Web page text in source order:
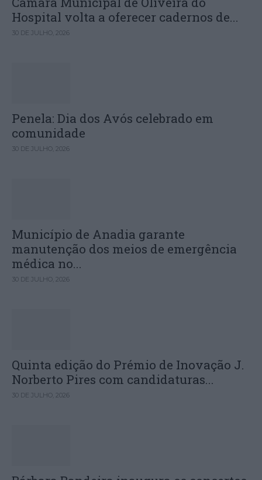
Hospital volta a oferecer cadernos de...
30 DE JULHO, 2026
Penela: Dia dos Avós celebrado em
comunidade
30 DE JULHO, 2026
Município de Anadia garante
manutenção dos meios de emergência
médica no...
30 DE JULHO, 2026
Quinta edição do Prémio de Inovação J.
Norberto Pires com candidaturas...
30 DE JULHO, 2026